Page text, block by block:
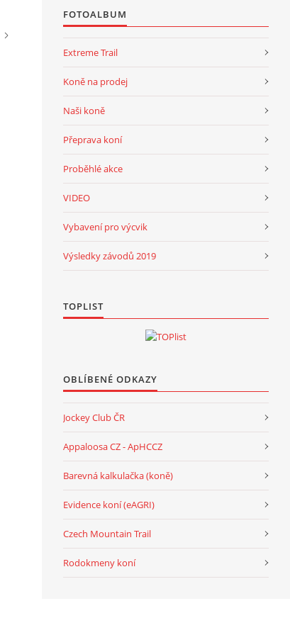
FOTOALBUM
Extreme Trail
Koně na prodej
Naši koně
Přeprava koní
Proběhlé akce
VIDEO
Vybavení pro výcvik
Výsledky závodů 2019
TOPLIST
OBLÍBENÉ ODKAZY
Jockey Club ČR
Appaloosa CZ - ApHCCZ
Barevná kalkulačka (koně)
Evidence koní (eAGRI)
Czech Mountain Trail
Rodokmeny koní